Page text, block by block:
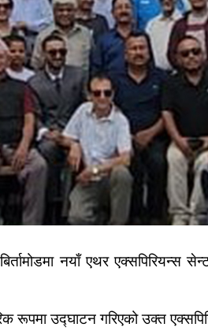
नयाँ एथर एक्सपिरियन्स
रूपमा उद्घाटन गरिएको उक्त